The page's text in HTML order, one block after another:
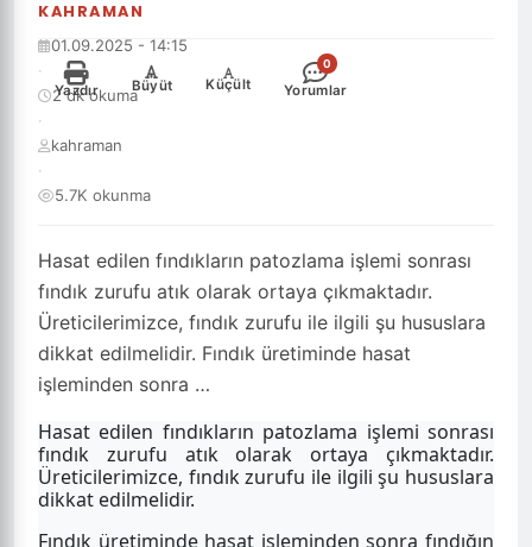
KAHRAMAN
Hasat edilen fındıkların patozlama işlemi sonrası
fındık zurufu atık olarak ortaya çıkmaktadır.
Üreticilerimizce, fındık zurufu ile ilgili şu hususlara
dikkat edilmelidir. Fındık üretiminde hasat
işleminden sonra …
01.09.2025 - 14:15
·
2 dk okuma
·
kahraman
·
5.7K okunma
Yazdır
+
Büyüt
-
Küçült
0
Yorumlar
Hasat edilen fındıkların patozlama işlemi sonrası
fındık zurufu atık olarak ortaya çıkmaktadır.
Üreticilerimizce, fındık zurufu ile ilgili şu hususlara
dikkat edilmelidir.
Fındık üretiminde hasat işleminden sonra fındığın